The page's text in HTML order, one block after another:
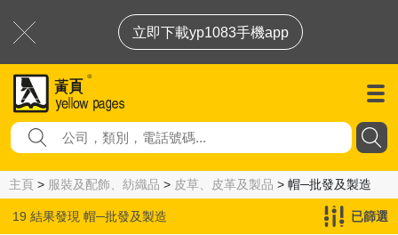
立即下載yp1083手機app
主頁 > 服裝及配飾、紡織品 > 皮草、皮革及製品 > 帽─批發及製造
19 結果發現 帽─批發及製造 已篩選